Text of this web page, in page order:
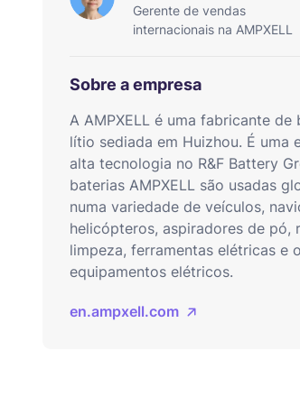
Gerente de vendas
internacionais na AMPXELL
Sobre a empresa
A AMPXELL é uma fabricante de
lítio sediada em Huizhou. É uma
alta tecnologia no R&F Battery
baterias AMPXELL são usadas
numa variedade de veículos,
helicópteros, aspiradores de pó,
limpeza, ferramentas elétricas e
equipamentos elétricos.
en.ampxell.com